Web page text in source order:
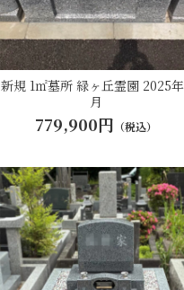
新規 1㎡墓所 緑ヶ丘霊園 2025
月
779,900円 （税込）